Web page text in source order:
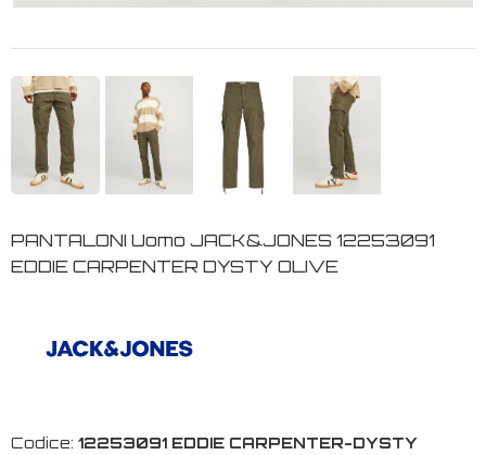
PANTALONI Uomo JACK&JONES 12253091
EDDIE CARPENTER DYSTY OLIVE
Codice: 12253091 EDDIE CARPENTER-DYSTY